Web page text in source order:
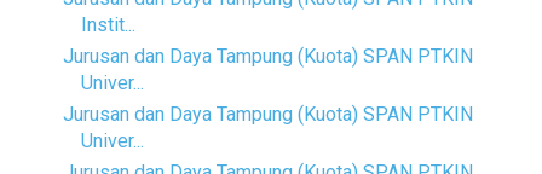
Instit...
Jurusan dan Daya Tampung (Kuota) SPAN PTKIN
Univer...
Jurusan dan Daya Tampung (Kuota) SPAN PTKIN
Univer...